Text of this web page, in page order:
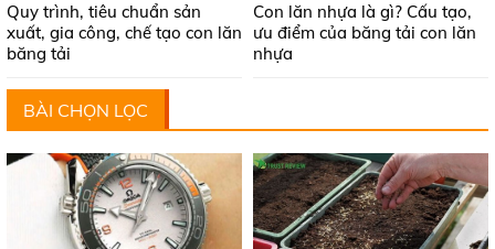
Quy trình, tiêu chuẩn sản
xuất, gia công, chế tạo con lăn
băng tải
Con lăn nhựa là gì? Cấu tạo,
ưu điểm của băng tải con lăn
nhựa
BÀI CHỌN LỌC